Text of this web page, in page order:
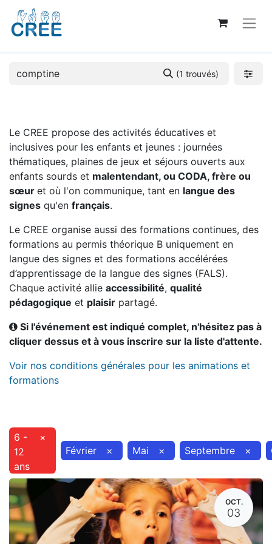
(1 trouvés)
Le CREE propose des activités éducatives et
inclusives pour les enfants et jeunes : journées
thématiques, plaines de jeux et séjours ouverts aux
enfants sourds et malentendant, ou CODA, frère ou
sœur et où l'on communique, tant en langue des
signes qu'en français.
Le CREE organise aussi des formations continues, des
formations au permis théorique B uniquement en
langue des signes et des formations accélérées
d’apprentissage de la langue des signes (FALS).
Chaque activité allie accessibilité, qualité
pédagogique et plaisir partagé.
Si l'événement est indiqué complet, n'hésitez pas à
cliquer dessus et à vous inscrire sur la liste d'attente.
Voir nos conditions générales pour les animations et
formations
6 -
12
ans
×
Février
× Mai × Septembre ×
OCT.
03